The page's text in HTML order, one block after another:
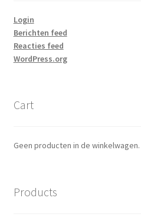
Login
Berichten feed
Reacties feed
WordPress.org
Cart
Geen producten in de winkelwagen.
Products